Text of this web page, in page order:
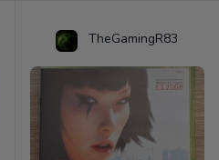
TheGamingR83